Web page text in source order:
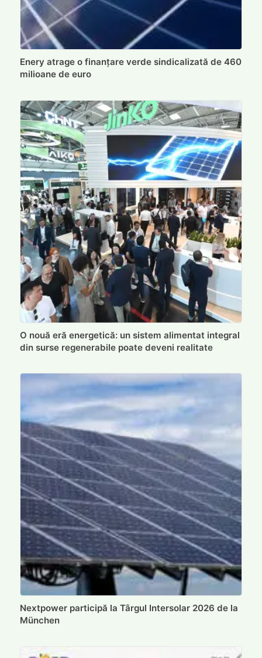
Enery atrage o finanțare verde sindicalizată de 460
milioane de euro
O nouă eră energetică: un sistem alimentat integral
din surse regenerabile poate deveni realitate
Nextpower participă la Târgul Intersolar 2026 de la
München